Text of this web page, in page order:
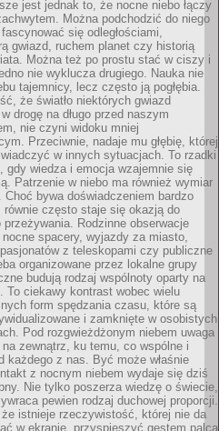
jest jednak to, że nocne niebo łączy
Można podchodzić do niego
się odległościami,
gwiazd, ruchem planet czy historią
Można też po prostu stać w ciszy i
nie wyklucza drugiego. Nauka nie
tajemnicy, lecz często ją pogłębia.
że światło niektórych gwiazd
drogę na długo przed naszym
nie czyni widoku mniej
Przeciwnie, nadaje mu głębię, której
w innych sytuacjach. To rzadki
gdy wiedza i emocja wzajemnie się
Patrzenie w niebo ma również wymiar
Choć bywa doświadczeniem bardzo
równie często staje się okazją do
przeżywania. Rodzinne obserwacje
nocne spacery, wyjazdy za miasto,
z teleskopami czy publiczne
organizowane przez lokalne grupy
budują rodzaj wspólnoty oparty na
To ciekawy kontrast wobec wielu
form spędzania czasu, które są
i zamknięte w osobistych
Pod rozgwieżdżonym niebem uwaga
na zewnątrz, ku temu, co wspólne i
każdego z nas. Być może właśnie
z nocnym niebem wydaje się dziś
Nie tylko poszerza wiedzę o świecie,
pewien rodzaj duchowej proporcji.
że istnieje rzeczywistość, której nie da
w ekranie, przyspieszyć gestem palca